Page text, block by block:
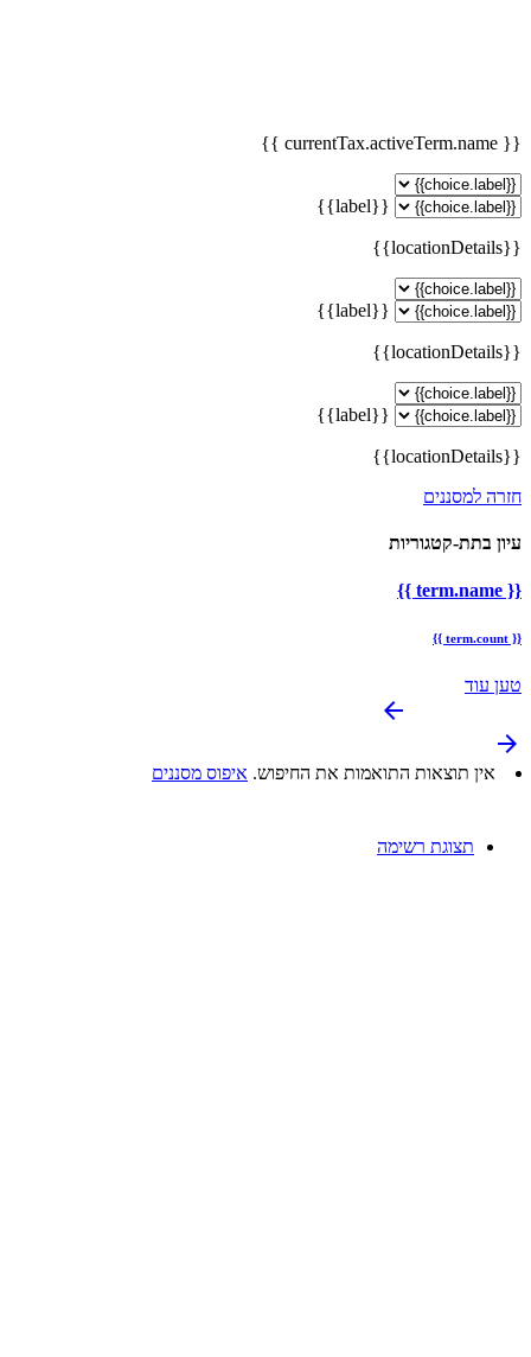
{{ currentTax.activeTerm.name }}
{{label}}
{{locationDetails}}
{{label}}
{{locationDetails}}
{{label}}
{{locationDetails}}
חזרה למסננים
עיון בתת-קטגוריות
{{ term.name }}
{{ term.count }}
טען עוד
arrow_backward
arrow_forward
אין תוצאות התואמות את החיפוש. איפוס מסננים
תצוגת רשימה